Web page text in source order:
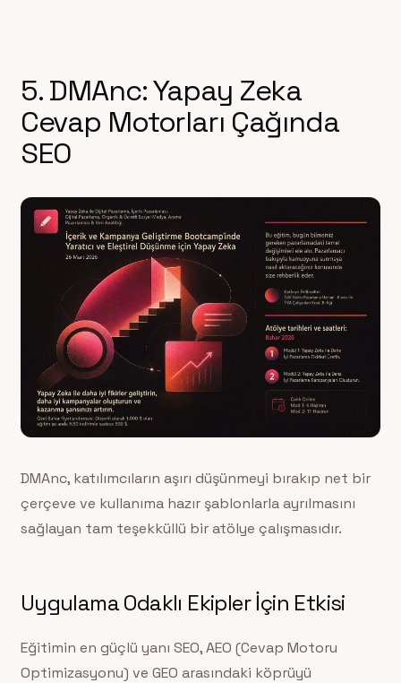
5. DMAnc: Yapay Zeka
Cevap Motorları Çağında
SEO
DMAnc, katılımcıların aşırı düşünmeyi bırakıp net bir
çerçeve ve kullanıma hazır şablonlarla ayrılmasını
sağlayan tam teşekküllü bir atölye çalışmasıdır.
Uygulama Odaklı Ekipler İçin Etkisi
Eğitimin en güçlü yanı SEO, AEO (Cevap Motoru
Optimizasyonu) ve GEO arasındaki köprüyü